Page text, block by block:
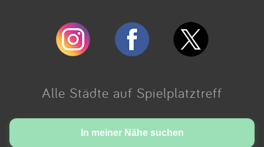
In meiner Nähe suchen
Alle Städte auf Spielplatztreff
Made with love in Cologne.